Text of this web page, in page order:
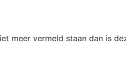
meer vermeld staan dan is